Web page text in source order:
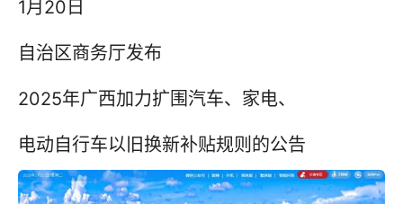
1月20日
自治区商务厅发布
2025年广西加力扩围汽车、家电、
电动自行车以旧换新补贴规则的公告